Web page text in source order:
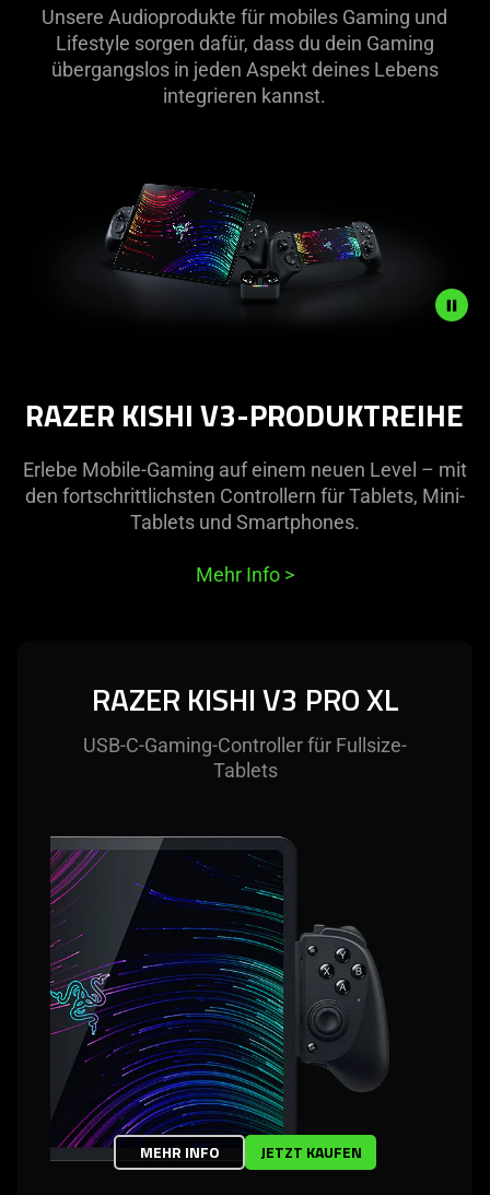
Audio-
Zubehör
Unsere Audioprodukte für mobiles Gaming und
Lifestyle sorgen dafür, dass du dein Gaming
übergangslos in jeden Aspekt deines Lebens
integrieren kannst.
needed:
visuals
provide
additional
information.
RAZER KISHI V3-PRODUKTREIHE
Erlebe Mobile-Gaming auf einem neuen Level – mit
den fortschrittlichsten Controllern für Tablets, Mini-
Tablets und Smartphones.
Mehr Info >
RAZER KISHI V3 PRO XL
USB-C-Gaming-Controller für Fullsize-
Tablets
MEHR INFO JETZT KAUFEN